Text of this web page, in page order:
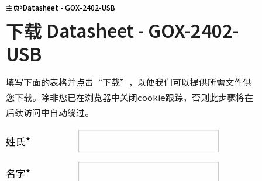
主页 Datasheet - GOX-2402-USB
下载 Datasheet - GOX-2402-
USB
填写下面的表格并点击“下载”，以便我们可以提供所需文件供
您下载。除非您已在浏览器中关闭cookie跟踪，否则此步骤将在
后续访问中自动绕过。
姓氏
名字